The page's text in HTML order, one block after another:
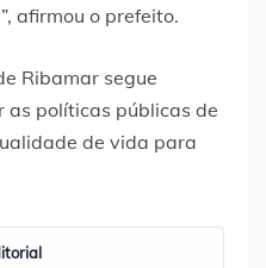
afirmou o prefeito.
Ribamar segue
as políticas públicas de
de vida para